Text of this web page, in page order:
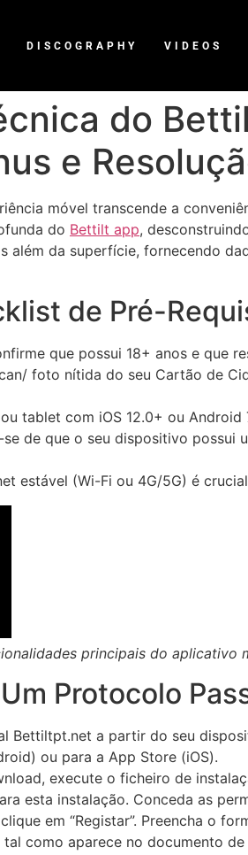
DISCOGRAPHY VIDEOS
do
e
móvel transcende a
do Bettilt app,
além da superfície, fornecendo
de Pré-
que possui 18+ anos e que
foto nítida do seu Cartão de
tablet com iOS 12.0+ ou Android
de que o seu dispositivo possui
estável (Wi-Fi ou 4G/5G) é
principais do aplicativo
Protocolo
Bettiltpt.net a partir do seu
ou para a App Store (iOS).
execute o ficheiro de
esta instalação. Conceda as
em “Registar”. Preencha o
como aparece no documento